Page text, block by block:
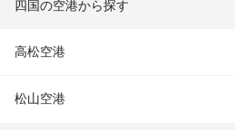
四国の空港から探す
高松空港
松山空港